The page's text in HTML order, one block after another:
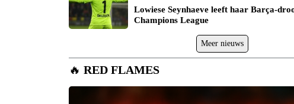
Lowiese Seynhaeve leeft haar Barça-
Champions League
Meer nieuws
🔥 RED FLAMES